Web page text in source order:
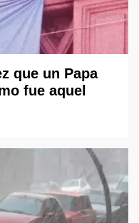
que un Papa
fue aquel